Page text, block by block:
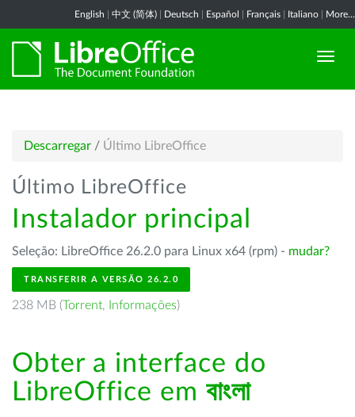
English 中文 (简体) Deutsch Español Français Italiano More...
Descarregar / Último LibreOffice
Último LibreOffice
Instalador principal
Seleção: LibreOffice 26.2.0 para Linux x64 (rpm) - mudar?
TRANSFERIR A VERSÃO 26.2.0
238 MB (Torrent, Informações)
Obter a interface do
LibreOffice em বাংলা